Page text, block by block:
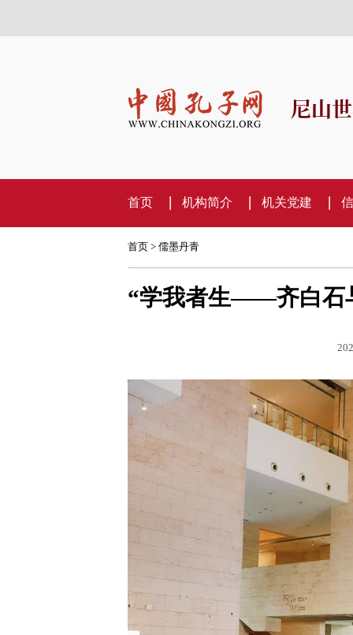
尼山
首页 机构简介 机关党建
首页> 儒墨丹青
“学我者生——齐白石